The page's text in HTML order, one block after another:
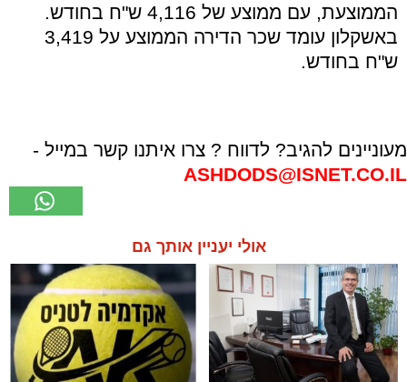
הממוצעת, עם ממוצע של 4,116 ש"ח בחודש.
באשקלון עומד שכר הדירה הממוצע על 3,419
ש"ח בחודש.
מעוניינים להגיב? לדווח ? צרו איתנו קשר במייל -
ASHDODS@ISNET.CO.IL
אולי יעניין אותך גם